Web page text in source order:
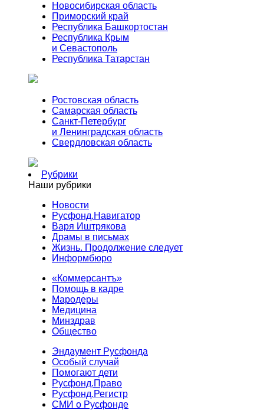
Новосибирская область
Приморский край
Республика Башкортостан
Республика Крым
и Севастополь
Республика Татарстан
Ростовская область
Самарская область
Санкт-Петербург
и Ленинградская область
Свердловская область
Рубрики
Наши рубрики
Новости
Русфонд.Навигатор
Варя Иштрякова
Драмы в письмах
Жизнь. Продолжение следует
Информбюро
«Коммерсантъ»
Помощь в кадре
Мародеры
Медицина
Минздрав
Общество
Эндаумент Русфонда
Особый случай
Помогают дети
Русфонд.Право
Русфонд.Регистр
СМИ о Русфонде